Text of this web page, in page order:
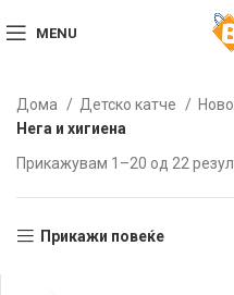
MENU
Дома Детско катче
Нега и хигиена
Прикажувам 1–20 од 22
Прикажи повеќе